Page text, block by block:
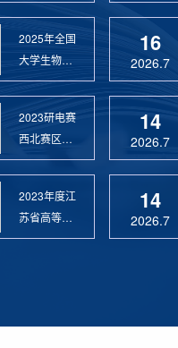
2025年全国
大学生物联
网设计竞赛
2023研电赛
西北赛区优
秀指导教师
2023年度江
苏省高等学
校科学技术
16
2026.7
14
2026.7
14
2026.7